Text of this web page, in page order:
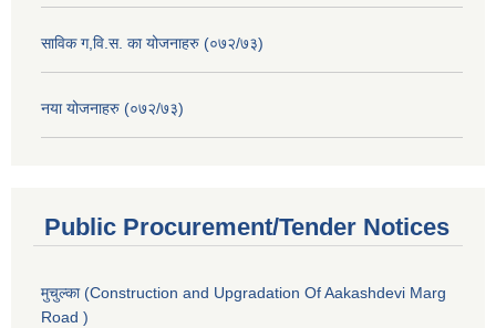
साविक ग,वि.स. का योजनाहरु (०७२/७३)
नया योजनाहरु (०७२/७३)
Public Procurement/Tender Notices
मुचुल्का (Construction and Upgradation Of Aakashdevi Marg
Road )